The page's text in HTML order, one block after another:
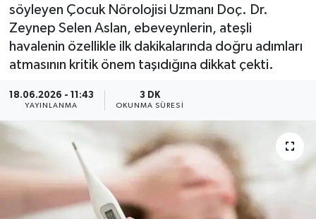
söyleyen Çocuk Nörolojisi Uzmanı Doç. Dr.
Zeynep Selen Aslan, ebeveynlerin, ateşli
havalenin özellikle ilk dakikalarında doğru adımları
atmasının kritik önem taşıdığına dikkat çekti.
18.06.2026 - 11:43
YAYINLANMA
3 DK
OKUNMA SÜRESI
Kültür Sanat
Resmi Reklam